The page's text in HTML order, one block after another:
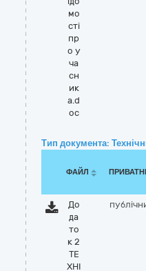
мо
сті
пр
о у
ча
сн
ик
а.d
oc
Тип документа:
ФАЙЛ
До
да
то
к 2
ТЕ
ХНІ